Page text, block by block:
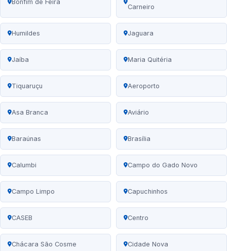
Bonfim de Feira
Carneiro
Humildes Jaguara
Jaíba Maria Quitéria
Tiquaruçu Aeroporto
Asa Branca Aviário
Baraúnas Brasília
Calumbi Campo do Gado Novo
Campo Limpo Capuchinhos
CASEB Centro
Chácara São Cosme Cidade Nova